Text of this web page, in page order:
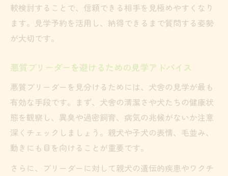
較検討することで、信頼できる相手を見極めやすくなり
ます。見学予約を活用し、納得できるまで質問する姿勢
が大切です。
悪質ブリーダーを避けるための見学アドバイス
悪質ブリーダーを見分けるためには、犬舎の見学が最も
有効な手段です。まず、犬舎の清潔さや犬たちの健康状
態を観察し、異臭や過密飼育、病気の兆候がないか注意
深くチェックしましょう。親犬や子犬の表情、毛並み、
動きにも目を向けることが重要です。
さらに、ブリーダーに対して親犬の遺伝的疾患やワクチ